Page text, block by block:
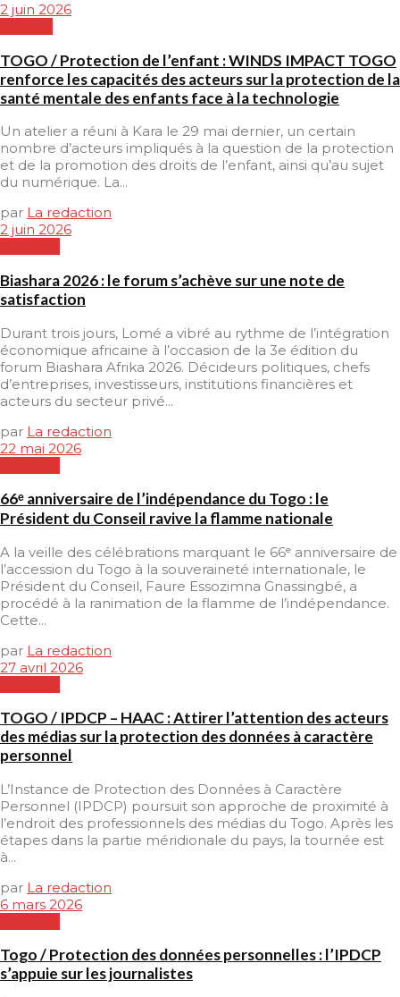
2 juin 2026
TOGO / Protection de l’enfant : WINDS IMPACT TOGO
renforce les capacités des acteurs sur la protection de la
santé mentale des enfants face à la technologie
Un atelier a réuni à Kara le 29 mai dernier, un certain
nombre d’acteurs impliqués à la question de la protection
et de la promotion des droits de l’enfant, ainsi qu’au sujet
du numérique. La...
par La redaction
2 juin 2026
Biashara 2026 : le forum s’achève sur une note de
satisfaction
Durant trois jours, Lomé a vibré au rythme de l’intégration
économique africaine à l’occasion de la 3e édition du
forum Biashara Afrika 2026. Décideurs politiques, chefs
d’entreprises, investisseurs, institutions financières et
acteurs du secteur privé...
par La redaction
22 mai 2026
66ᵉ anniversaire de l’indépendance du Togo : le
Président du Conseil ravive la flamme nationale
A la veille des célébrations marquant le 66ᵉ anniversaire de
l’accession du Togo à la souveraineté internationale, le
Président du Conseil, Faure Essozimna Gnassingbé, a
procédé à la ranimation de la flamme de l’indépendance.
Cette...
par La redaction
27 avril 2026
TOGO / IPDCP – HAAC : Attirer l’attention des acteurs
des médias sur la protection des données à caractère
personnel
L’Instance de Protection des Données à Caractère
Personnel (IPDCP) poursuit son approche de proximité à
l’endroit des professionnels des médias du Togo. Après les
étapes dans la partie méridionale du pays, la tournée est
à...
par La redaction
6 mars 2026
Togo / Protection des données personnelles : l’IPDCP
s’appuie sur les journalistes